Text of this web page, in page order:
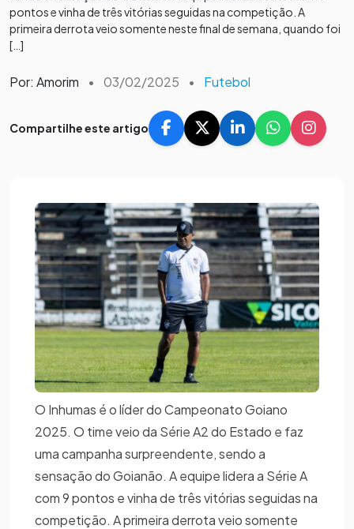
pontos e vinha de três vitórias seguidas na competição. A
primeira derrota veio somente neste final de semana, quando foi
[…]
Por: Amorim • 03/02/2025 • Futebol
Compartilhe este artigo
O Inhumas é o líder do Campeonato Goiano
2025. O time veio da Série A2 do Estado e faz
uma campanha surpreendente, sendo a
sensação do Goianão. A equipe lidera a Série A
com 9 pontos e vinha de três vitórias seguidas na
competição. A primeira derrota veio somente